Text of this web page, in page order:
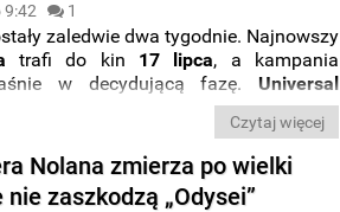
9:42 1
zaledwie dwa tygodnie. Najnowszy
trafi do kin 17 lipca, a kampania
w decydującą fazę.Universal
widowiska, jednak
pytania, jeszcze bardziej
Czytaj więcej
Nolana zmierza po wielki
zaszkodzą „Odysei”